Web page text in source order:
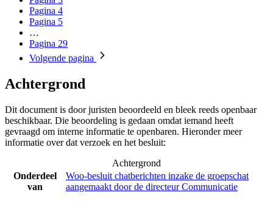
Pagina 4
Pagina 5
…
Pagina 29
Volgende pagina
Achtergrond
Dit document is door juristen beoordeeld en bleek reeds openbaar
beschikbaar. Die beoordeling is gedaan omdat iemand heeft
gevraagd om interne informatie te openbaren. Hieronder meer
informatie over dat verzoek en het besluit:
Achtergrond
Onderdeel
van
Woo-besluit chatberichten inzake de groepschat
aangemaakt door de directeur Communicatie